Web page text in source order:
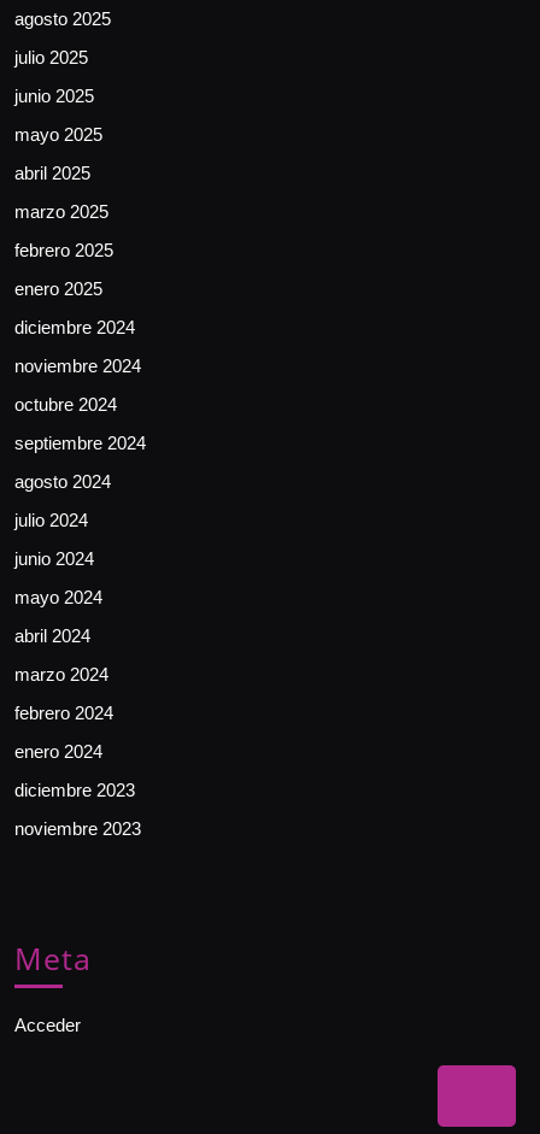
agosto 2025
julio 2025
junio 2025
mayo 2025
abril 2025
marzo 2025
febrero 2025
enero 2025
diciembre 2024
noviembre 2024
octubre 2024
septiembre 2024
agosto 2024
julio 2024
junio 2024
mayo 2024
abril 2024
marzo 2024
febrero 2024
enero 2024
diciembre 2023
noviembre 2023
Meta
Acceder